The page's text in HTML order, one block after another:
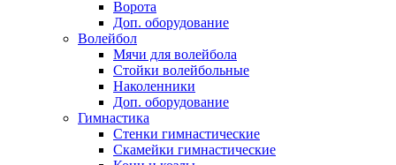
Ворота
Доп. оборудование
Волейбол
Мячи для волейбола
Стойки волейбольные
Наколенники
Доп. оборудование
Гимнастика
Стенки гимнастические
Скамейки гимнастические